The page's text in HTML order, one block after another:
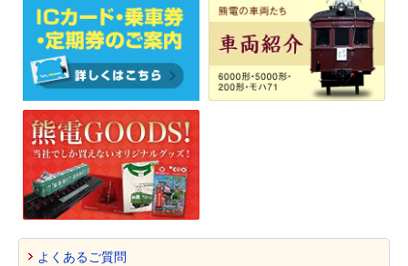
よくあるご質問